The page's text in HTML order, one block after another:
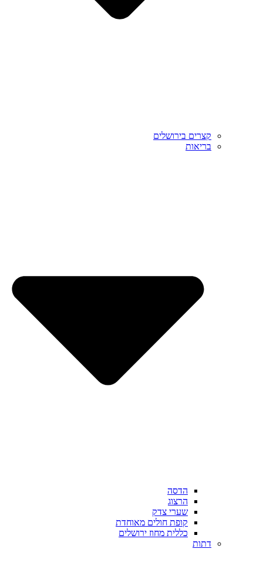
קצרים בירושלים
בריאות
הדסה
הרצוג
שערי צדק
קופת חולים מאוחדת
כללית מחוז ירושלים
דתות